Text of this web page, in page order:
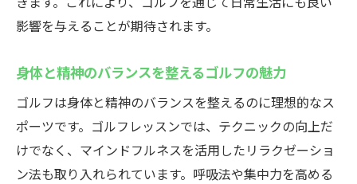
ゲーム感覚で上達を実感できる方法
由
楽しさを取り入れたレッスンの効果
ゴルフレッスンで得られる人間関係と技術の深
まり
共通の趣味を通じた新たな人間関係の構築
影響を与えることが期待されます。
身体と精神のバランスを整えるゴルフの魅力
ゴルフは身体と精神のバランスを整えるのに理想的なス
ポーツです。ゴルフレッスンでは、テクニックの向上だ
けでなく、マインドフルネスを活用したリラクゼーショ
ン法も取り入れられています。呼吸法や集中力を高める